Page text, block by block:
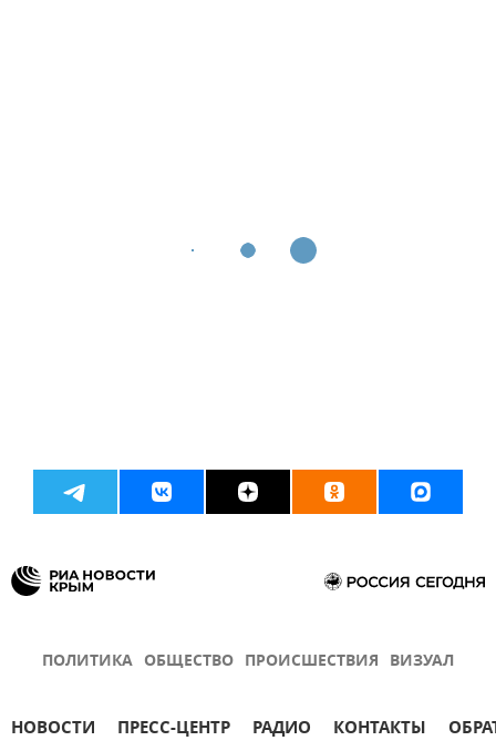
ПОЛИТИКА ОБЩЕСТВО ПРОИСШЕСТВИЯ ВИЗУАЛ
НОВОСТИ ПРЕСС-ЦЕНТР РАДИО КОНТАКТЫ